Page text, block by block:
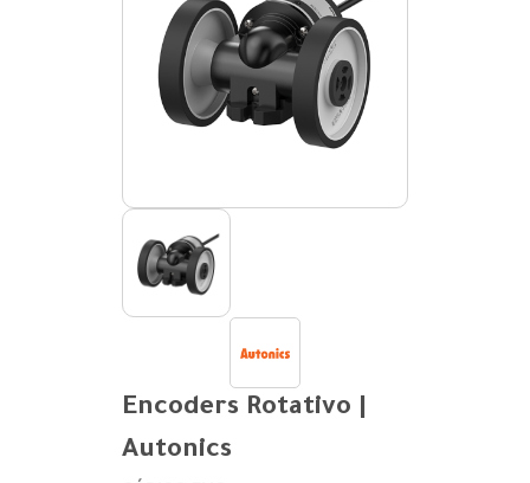
Encoders Rotativo |
Autonics